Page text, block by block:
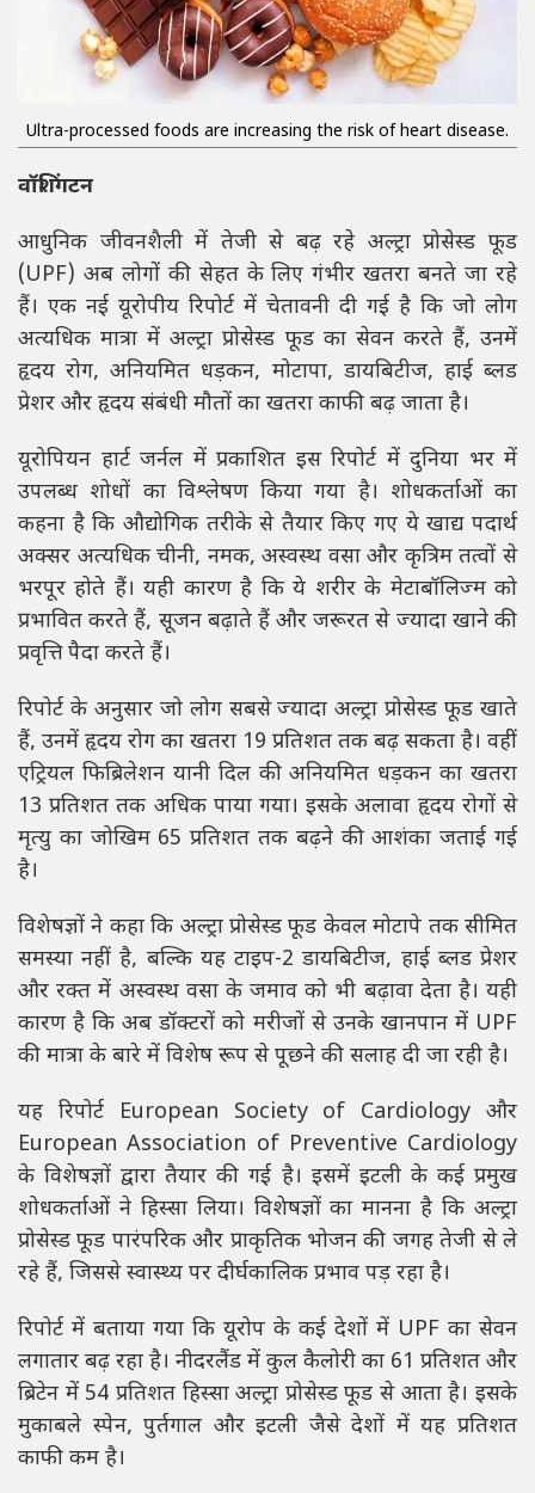
Ultra-processed foods are increasing the risk of heart disease.
वॉशिंगटन
आधुनिक जीवनशैली में तेजी से बढ़ रहे अल्ट्रा प्रोसेस्ड फूड
(UPF) अब लोगों की सेहत के लिए गंभीर खतरा बनते जा रहे
हैं। एक नई यूरोपीय रिपोर्ट में चेतावनी दी गई है कि जो लोग
अत्यधिक मात्रा में अल्ट्रा प्रोसेस्ड फूड का सेवन करते हैं, उनमें
हृदय रोग, अनियमित धड़कन, मोटापा, डायबिटीज, हाई ब्लड
प्रेशर और हृदय संबंधी मौतों का खतरा काफी बढ़ जाता है।
यूरोपियन हार्ट जर्नल में प्रकाशित इस रिपोर्ट में दुनिया भर में
उपलब्ध शोधों का विश्लेषण किया गया है। शोधकर्ताओं का
कहना है कि औद्योगिक तरीके से तैयार किए गए ये खाद्य पदार्थ
अक्सर अत्यधिक चीनी, नमक, अस्वस्थ वसा और कृत्रिम तत्वों से
भरपूर होते हैं। यही कारण है कि ये शरीर के मेटाबॉलिज्म को
प्रभावित करते हैं, सूजन बढ़ाते हैं और जरूरत से ज्यादा खाने की
प्रवृत्ति पैदा करते हैं।
रिपोर्ट के अनुसार जो लोग सबसे ज्यादा अल्ट्रा प्रोसेस्ड फूड खाते
हैं, उनमें हृदय रोग का खतरा 19 प्रतिशत तक बढ़ सकता है। वहीं
एट्रियल फिब्रिलेशन यानी दिल की अनियमित धड़कन का खतरा
13 प्रतिशत तक अधिक पाया गया। इसके अलावा हृदय रोगों से
मृत्यु का जोखिम 65 प्रतिशत तक बढ़ने की आशंका जताई गई
है।
विशेषज्ञों ने कहा कि अल्ट्रा प्रोसेस्ड फूड केवल मोटापे तक सीमित
समस्या नहीं है, बल्कि यह टाइप-2 डायबिटीज, हाई ब्लड प्रेशर
और रक्त में अस्वस्थ वसा के जमाव को भी बढ़ावा देता है। यही
कारण है कि अब डॉक्टरों को मरीजों से उनके खानपान में UPF
की मात्रा के बारे में विशेष रूप से पूछने की सलाह दी जा रही है।
यह रिपोर्ट European Society of Cardiology और
European Association of Preventive Cardiology
के विशेषज्ञों द्वारा तैयार की गई है। इसमें इटली के कई प्रमुख
शोधकर्ताओं ने हिस्सा लिया। विशेषज्ञों का मानना है कि अल्ट्रा
प्रोसेस्ड फूड पारंपरिक और प्राकृतिक भोजन की जगह तेजी से ले
रहे हैं, जिससे स्वास्थ्य पर दीर्घकालिक प्रभाव पड़ रहा है।
रिपोर्ट में बताया गया कि यूरोप के कई देशों में UPF का सेवन
लगातार बढ़ रहा है। नीदरलैंड में कुल कैलोरी का 61 प्रतिशत और
ब्रिटेन में 54 प्रतिशत हिस्सा अल्ट्रा प्रोसेस्ड फूड से आता है। इसके
मुकाबले स्पेन, पुर्तगाल और इटली जैसे देशों में यह प्रतिशत
काफी कम है।